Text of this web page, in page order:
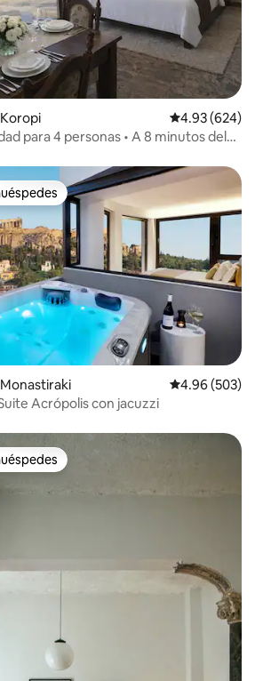
Calificación
4.93 (624)
para 4 personas • A 8 minutos del
entre huéspedes
Calificación
4.96 (503)
Acrópolis con jacuzzi
entre huéspedes